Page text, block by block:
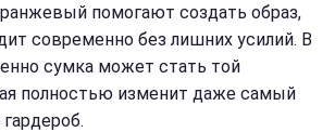
помогают создать образ,
современно без лишних усилий. В
сумка может стать той
полностью изменит даже самый